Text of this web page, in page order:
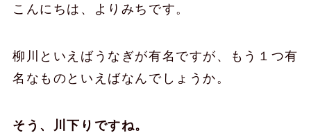
こんにちは、よりみちです。
柳川といえばうなぎが有名ですが、もう１つ有
名なものといえばなんでしょうか。
そう、川下りですね。